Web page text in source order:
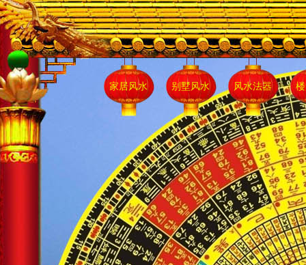
家居风水 别墅风水 风水法器